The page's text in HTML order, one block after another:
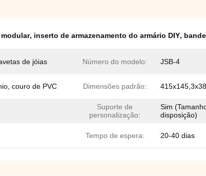
, inserto de armazenamento do armário DIY,
de jóias Número do modelo: JSB-4
couro de PVC Dimensões padrão:
Suporte de
personalização:
Sim
disposição)
Tempo de espera: 20-40 dias